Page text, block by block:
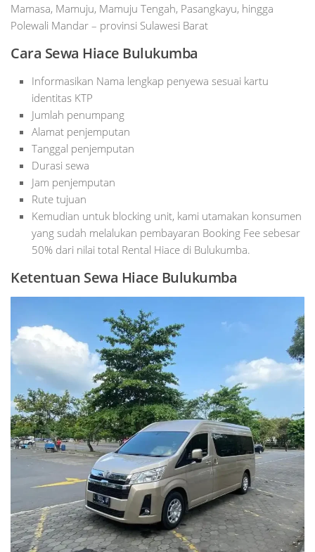
Mamasa, Mamuju, Mamuju Tengah, Pasangkayu, hingga
Polewali Mandar – provinsi Sulawesi Barat
Cara Sewa Hiace Bulukumba
Informasikan Nama lengkap penyewa sesuai kartu
identitas KTP
Jumlah penumpang
Alamat penjemputan
Tanggal penjemputan
Durasi sewa
Jam penjemputan
Rute tujuan
Kemudian untuk blocking unit, kami utamakan konsumen
yang sudah melalukan pembayaran Booking Fee sebesar
50% dari nilai total Rental Hiace di Bulukumba.
Ketentuan Sewa Hiace Bulukumba